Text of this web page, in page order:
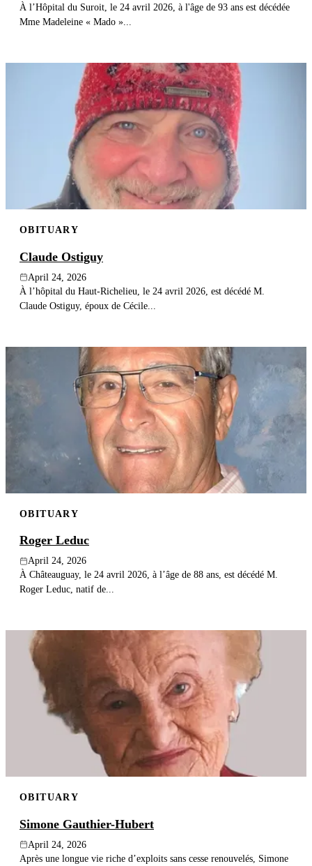
À l’Hôpital du Suroit, le 24 avril 2026, à l'âge de 93 ans est décédée
Mme Madeleine « Mado »...
OBITUARY
Claude Ostiguy
April 24, 2026
À l’hôpital du Haut-Richelieu, le 24 avril 2026, est décédé M.
Claude Ostiguy, époux de Cécile...
OBITUARY
Roger Leduc
April 24, 2026
À Châteauguay, le 24 avril 2026, à l’âge de 88 ans, est décédé M.
Roger Leduc, natif de...
OBITUARY
Simone Gauthier-Hubert
April 24, 2026
Après une longue vie riche d’exploits sans cesse renouvelés, Simone